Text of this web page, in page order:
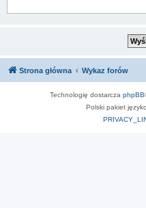
Strona główna Wykaz forów
Technologię dostarcza phpBB
Polski pakiet